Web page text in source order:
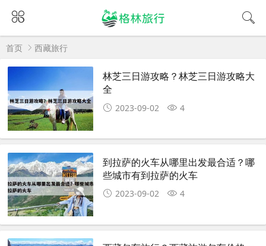
首页 西藏旅行
林芝三日游攻略？林芝三日游攻略大
全
2023-09-02 4
到拉萨的火车从哪里出发最合适？哪
些城市有到拉萨的火车
2023-09-02 4